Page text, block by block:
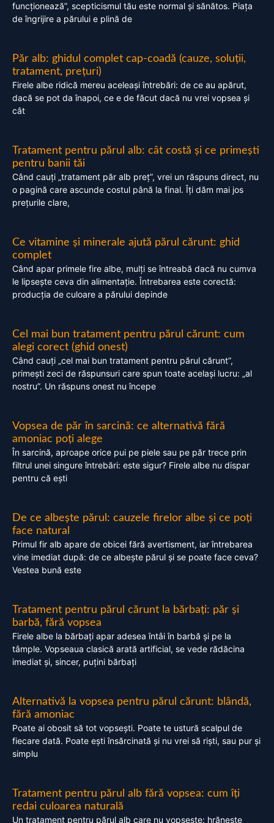
funcționează”, scepticismul tău este normal și sănătos. Piața
de îngrijire a părului e plină de
Păr alb: ghidul complet cap-coadă (cauze, soluții,
tratament, prețuri)
Firele albe ridică mereu aceleași întrebări: de ce au apărut,
dacă se pot da înapoi, ce e de făcut dacă nu vrei vopsea și
cât
Tratament pentru părul alb: cât costă și ce primești
pentru banii tăi
Când cauți „tratament păr alb preț”, vrei un răspuns direct, nu
o pagină care ascunde costul până la final. Îți dăm mai jos
prețurile clare,
Ce vitamine și minerale ajută părul cărunt: ghid
complet
Când apar primele fire albe, mulți se întreabă dacă nu cumva
le lipsește ceva din alimentație. Întrebarea este corectă:
producția de culoare a părului depinde
Cel mai bun tratament pentru părul cărunt: cum
alegi corect (ghid onest)
Când cauți „cel mai bun tratament pentru părul cărunt”,
primești zeci de răspunsuri care spun toate același lucru: „al
nostru”. Un răspuns onest nu începe
Vopsea de păr în sarcină: ce alternativă fără
amoniac poți alege
În sarcină, aproape orice pui pe piele sau pe păr trece prin
filtrul unei singure întrebări: este sigur? Firele albe nu dispar
pentru că ești
De ce albește părul: cauzele firelor albe și ce poți
face natural
Primul fir alb apare de obicei fără avertisment, iar întrebarea
vine imediat după: de ce albește părul și se poate face ceva?
Vestea bună este
Tratament pentru părul cărunt la bărbați: păr și
barbă, fără vopsea
Firele albe la bărbați apar adesea întâi în barbă și pe la
tâmple. Vopseaua clasică arată artificial, se vede rădăcina
imediat și, sincer, puțini bărbați
Alternativă la vopsea pentru părul cărunt: blândă,
fără amoniac
Poate ai obosit să tot vopsești. Poate te ustură scalpul de
fiecare dată. Poate ești însărcinată și nu vrei să riști, sau pur și
simplu
Tratament pentru părul alb fără vopsea: cum îți
redai culoarea naturală
Un tratament pentru părul alb care nu vopsește: hrănește